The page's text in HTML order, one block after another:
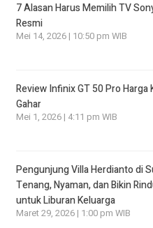
7 Alasan Harus Memilih TV
Resmi
Mei 14, 2026 | 10:50 pm WIB
Review Infinix GT 50 Pro
Gahar
Mei 1, 2026 | 4:11 pm WIB
Pengunjung Villa Herdianto di
Tenang, Nyaman, dan Bikin
untuk Liburan Keluarga
Maret 29, 2026 | 1:00 pm WIB